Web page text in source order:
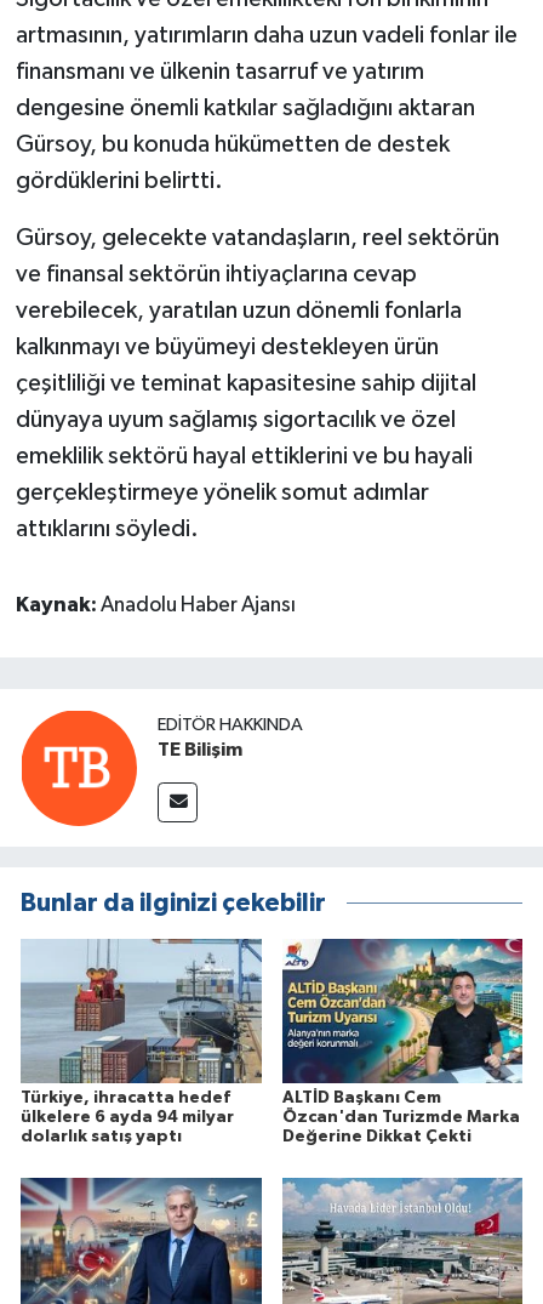
artmasının, yatırımların daha uzun vadeli fonlar ile
finansmanı ve ülkenin tasarruf ve yatırım
dengesine önemli katkılar sağladığını aktaran
Gürsoy, bu konuda hükümetten de destek
gördüklerini belirtti.
Gürsoy, gelecekte vatandaşların, reel sektörün
ve finansal sektörün ihtiyaçlarına cevap
verebilecek, yaratılan uzun dönemli fonlarla
kalkınmayı ve büyümeyi destekleyen ürün
çeşitliliği ve teminat kapasitesine sahip dijital
dünyaya uyum sağlamış sigortacılık ve özel
emeklilik sektörü hayal ettiklerini ve bu hayali
gerçekleştirmeye yönelik somut adımlar
attıklarını söyledi.
Kaynak: Anadolu Haber Ajansı
EDITÖR HAKKINDA
TE Bilişim
Bunlar da ilginizi çekebilir
Türkiye, ihracatta hedef
ülkelere 6 ayda 94 milyar
dolarlık satış yaptı
ALTİD Başkanı Cem
Özcan'dan Turizmde Marka
Değerine Dikkat Çekti